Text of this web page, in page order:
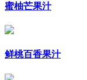
蜜柚芒果汁
鲜桃百香果汁